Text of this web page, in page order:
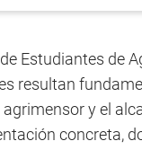
Estudiantes de
resultan
y el
concreta,